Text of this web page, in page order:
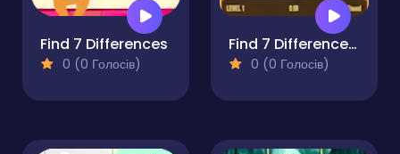
Find 7 Differences
0 (0 Голосів)
Find 7 Differences Game
0 (0 Голосів)